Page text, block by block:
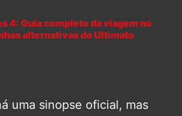
4: Guia completo da viagem no
alternativas do Ultimato
uma sinopse oficial, mas